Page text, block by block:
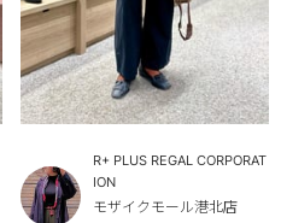
R+ PLUS REGAL CORPORAT
ION
モザイクモール港北店